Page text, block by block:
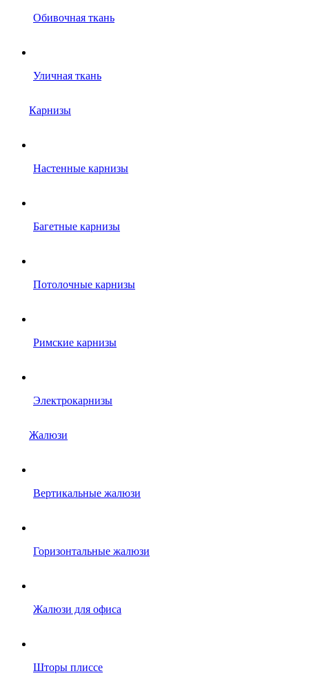
Обивочная ткань
Уличная ткань
Карнизы
Настенные карнизы
Багетные карнизы
Потолочные карнизы
Римские карнизы
Электрокарнизы
Жалюзи
Вертикальные жалюзи
Горизонтальные жалюзи
Жалюзи для офиса
Шторы плиссе